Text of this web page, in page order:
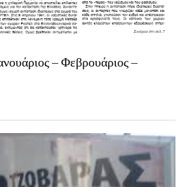
– Φεβρουάριος –